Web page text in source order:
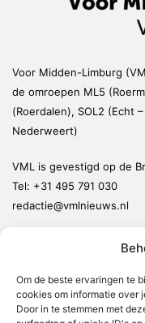
Om de beste ervaringen te
cookies om informatie over
Door in te stemmen met
Voor Midden-Limburg
de omroepen ML5
(Roerdalen), SOL2 (Echt
Nederweert)
VML is gevestigd op de
Tel: +31 495 791 030
redactie@vmlnieuws.nl
Leudal